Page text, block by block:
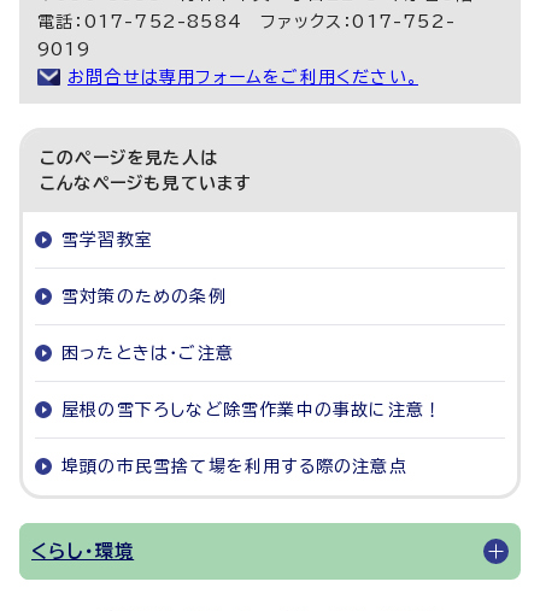
電話：017-752-8584 ファックス：017-752-
9019
お問合せは専用フォームをご利用ください。
このページを見た人は
こんなページも見ています
雪学習教室
雪対策のための条例
困ったときは・ご注意
屋根の雪下ろしなど除雪作業中の事故に注意！
埠頭の市民雪捨て場を利用する際の注意点
くらし・環境